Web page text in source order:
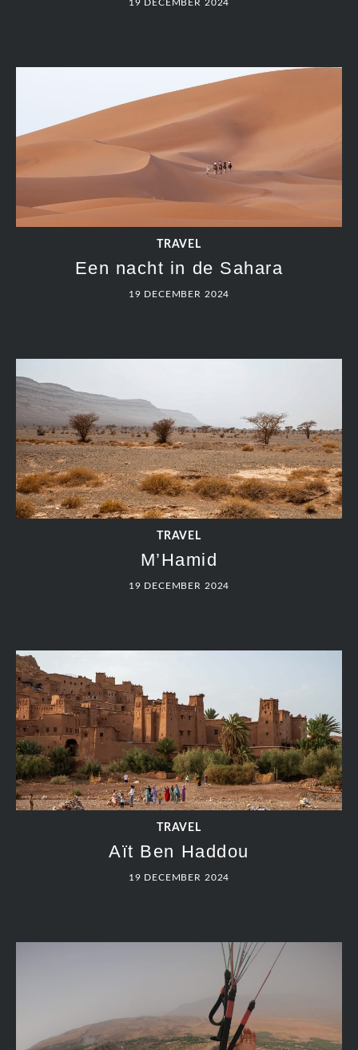
19 DECEMBER 2024
TRAVEL
Een nacht in de Sahara
19 DECEMBER 2024
TRAVEL
M’Hamid
19 DECEMBER 2024
TRAVEL
Aït Ben Haddou
19 DECEMBER 2024